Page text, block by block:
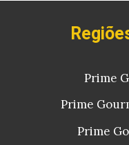
Prime
Prime
Prime